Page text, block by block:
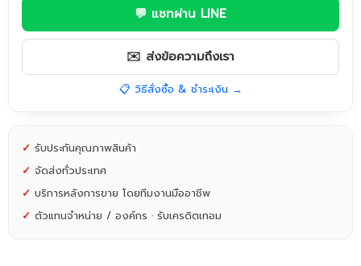
💬 แชทผ่าน LINE
✉️ ส่งข้อความถึงเรา
📋 วิธีสั่งซื้อ & ชำระเงิน →
✓ รับประกันคุณภาพสินค้า
✓ จัดส่งทั่วประเทศ
✓ บริการหลังการขาย โดยทีมงานมืออาชีพ
✓ ตัวแทนจำหน่าย / องค์กร · รับเครดิตเทอม